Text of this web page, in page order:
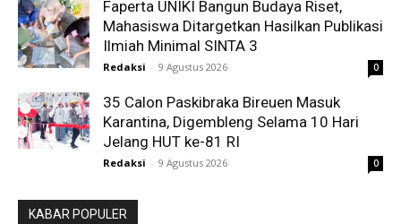
Faperta UNIKI Bangun Budaya Riset,
Mahasiswa Ditargetkan Hasilkan Publikasi
Ilmiah Minimal SINTA 3
Redaksi - 9 Agustus 2026 0
35 Calon Paskibraka Bireuen Masuk
Karantina, Digembleng Selama 10 Hari
Jelang HUT ke-81 RI
Redaksi - 9 Agustus 2026 0
KABAR POPULER